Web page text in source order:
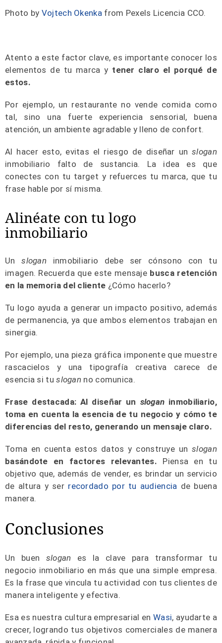
Photo by Vojtech Okenka from Pexels Licencia CCO.
Atento a este factor clave, es importante conocer los
elementos de tu marca y tener claro el porqué de
estos.
Por ejemplo, un restaurante no vende comida como
tal, sino una fuerte experiencia sensorial, buena
atención, un ambiente agradable y lleno de confort.
Al hacer esto, evitas el riesgo de diseñar unslogan
inmobiliario falto de sustancia. La idea es que
conectes con tu target y refuerces tu marca, que tu
frase hable por sí misma.
Alinéate con tu logo
inmobiliario
Unslogan inmobiliario debe ser cónsono con tu
imagen. Recuerda que este mensaje busca retención
en la memoria del cliente ¿Cómo hacerlo?
Tu logo ayuda a generar un impacto positivo, además
de permanencia, ya que ambos elementos trabajan en
sinergia.
Por ejemplo, una pieza gráfica imponente que muestre
rascacielos y una tipografía creativa carece de
esencia si tuslogan no comunica.
Frase destacada: Al diseñar un slogan inmobiliario,
toma en cuenta la esencia de tu negocio y cómo te
diferencias del resto, generando un mensaje claro.
Toma en cuenta estos datos y construye unslogan
basándote en factores relevantes. Piensa en tu
objetivo que, además de vender, es brindar un servicio
de altura y ser recordado por tu audiencia de buena
manera.
Conclusiones
Un buen slogan es la clave para transformar tu
negocio inmobiliario en más que una simple empresa.
Es la frase que vincula tu actividad con tus clientes de
manera inteligente y efectiva.
Esa es nuestra cultura empresarial en Wasi, ayudarte a
crecer, logrando tus objetivos comerciales de manera